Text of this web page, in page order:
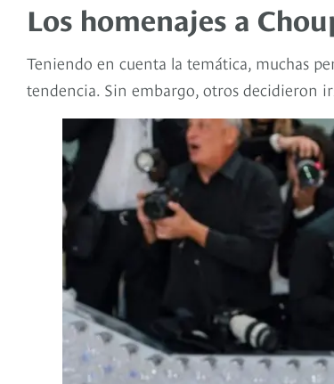
Los homenajes a
Teniendo en cuenta la temática, muchas
tendencia. Sin embargo, otros decidieron